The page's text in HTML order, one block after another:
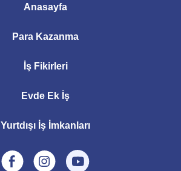
Anasayfa
Para Kazanma
İş Fikirleri
Evde Ek İş
Yurtdışı İş İmkanları